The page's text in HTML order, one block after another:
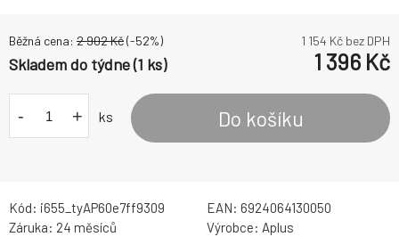
Běžná cena: 2 902Kč(-52%) 1 154 Kč bez DPH
Skladem do týdne (1 ks) 1 396 Kč
- + ks Do košíku
Kód: i655_tyAP60e7ff9309 EAN: 6924064130050
Záruka: 24 měsíců Výrobce: Aplus